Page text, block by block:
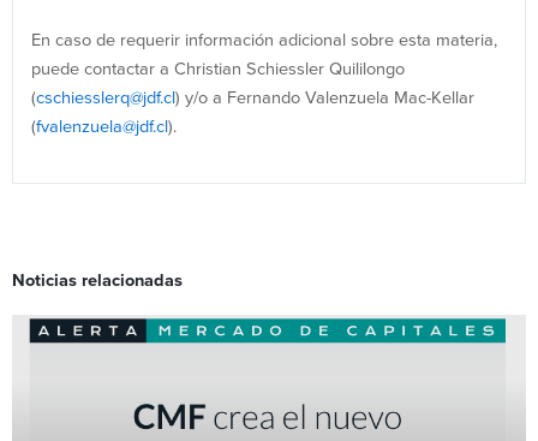
En caso de requerir información adicional sobre esta materia,
puede contactar a Christian Schiessler Quililongo
(cschiesslerq@jdf.cl) y/o a Fernando Valenzuela Mac-Kellar
(fvalenzuela@jdf.cl).
Noticias relacionadas